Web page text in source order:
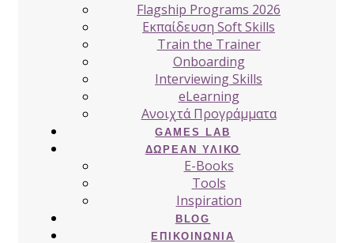
Flagship Programs 2026
Εκπαίδευση Soft Skills
Train the Trainer
Onboarding
Interviewing Skills
eLearning
Ανοιχτά Προγράμματα
GAMES LAB
ΔΩΡΕΆΝ ΥΛΙΚΌ
E-Books
Tools
Inspiration
BLOG
ΕΠΙΚΟΙΝΩΝΊΑ